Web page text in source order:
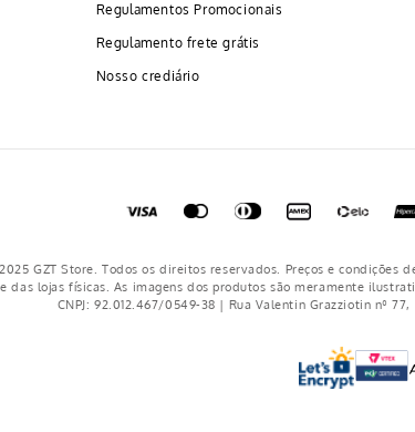
Regulamentos Promocionais
Regulamento frete grátis
Nosso crediário
GZT Store. Todos os direitos reservados. Preços e condições
das lojas físicas. As imagens dos produtos são meramente
CNPJ: 92.012.467/0549-38 | Rua Valentin Grazziotin nº